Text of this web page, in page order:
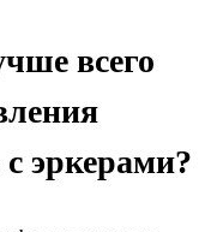
всего
эркерами?